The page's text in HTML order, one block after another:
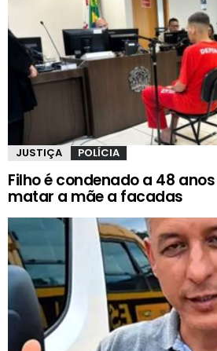
JUSTIÇA POLÍCIA
Filho é condenado a 48
matar a mãe a facadas